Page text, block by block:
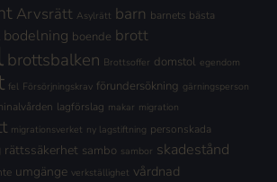
Arvsrätt Asylrätt barn barnets bästa
bodelning boende brott
brottsbalken Brottsoffer domstol egendom
fel Försörjningskrav förundersökning gärningsperson
lagförslag makar migration
migrationsverket ny lagstiftning personskada
rättssäkerhet sambo sambor skadestånd
umgänge verkställighet vårdnad